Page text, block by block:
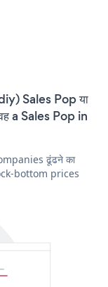
Sales Pop या
a Sales Pop in
ढूंढने का
bottom prices